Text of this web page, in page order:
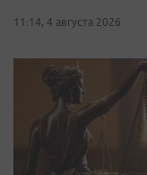
11:14, 4 августа 2026